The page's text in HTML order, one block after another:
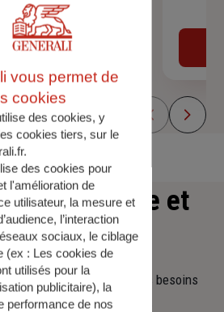
auto
estimation
d'assurance et
pour sécuriser vos besoins
et anticiper ceux de demain.
vous permet de
cookies
des cookies, y
cookies tiers, sur le
des cookies pour
l'amélioration de
utilisateur, la mesure et
l’interaction
sociaux, le ciblage
(ex : Les cookies de
utilisés pour la
publicitaire), la
performance de nos